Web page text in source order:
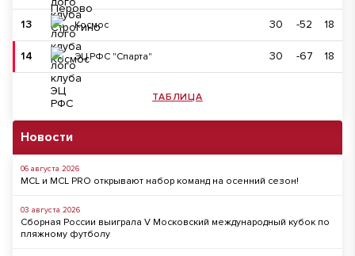
13 Космос 30 -52 18
14 ЭЦ РФС "Спарта" 30 -67 18
ТАБЛИЦА
Новости
06 августа 2026
MCL и MCL PRO открывают набор команд на осенний сезон!
03 августа 2026
Сборная России выиграла V Московский международный кубок по
пляжному футболу